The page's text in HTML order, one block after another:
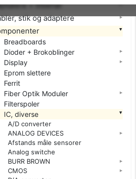
+ tilbehør
stik og adaptere
Breadboards
Dioder + Brokoblinger
Display
Eprom slettere
Ferrit
Fiber Optik Moduler
Filterspoler
IC, diverse
A/D converter
ANALOG DEVICES
Afstands måle sensorer
Analog switche
BURR BROWN
CMOS